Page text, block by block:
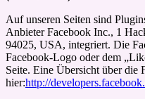
Auf unseren Seiten sind
Anbieter Facebook Inc., 1
94025, USA, integriert. Die
Facebook-Logo oder dem
Seite. Eine Übersicht über die
hier:http://